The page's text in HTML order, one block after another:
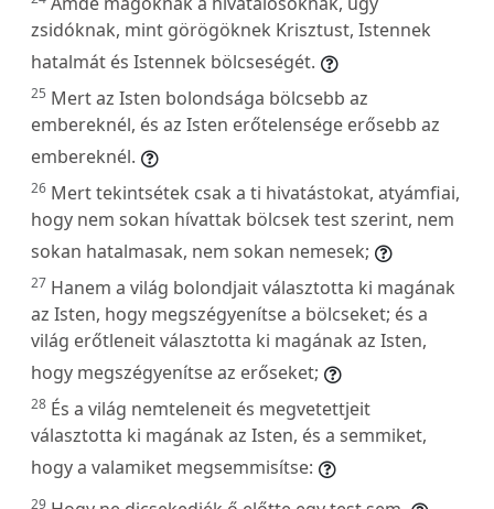
zsidóknak, mint görögöknek Krisztust, Istennek
hatalmát és Istennek bölcseségét.
25 Mert az Isten bolondsága bölcsebb az
embereknél, és az Isten erőtelensége erősebb az
embereknél.
26 Mert tekintsétek csak a ti hivatástokat, atyámfiai,
hogy nem sokan hívattak bölcsek test szerint, nem
sokan hatalmasak, nem sokan nemesek;
27 Hanem a világ bolondjait választotta ki magának
az Isten, hogy megszégyenítse a bölcseket; és a
világ erőtleneit választotta ki magának az Isten,
hogy megszégyenítse az erőseket;
28 És a világ nemteleneit és megvetettjeit
választotta ki magának az Isten, és a semmiket,
hogy a valamiket megsemmisítse:
29